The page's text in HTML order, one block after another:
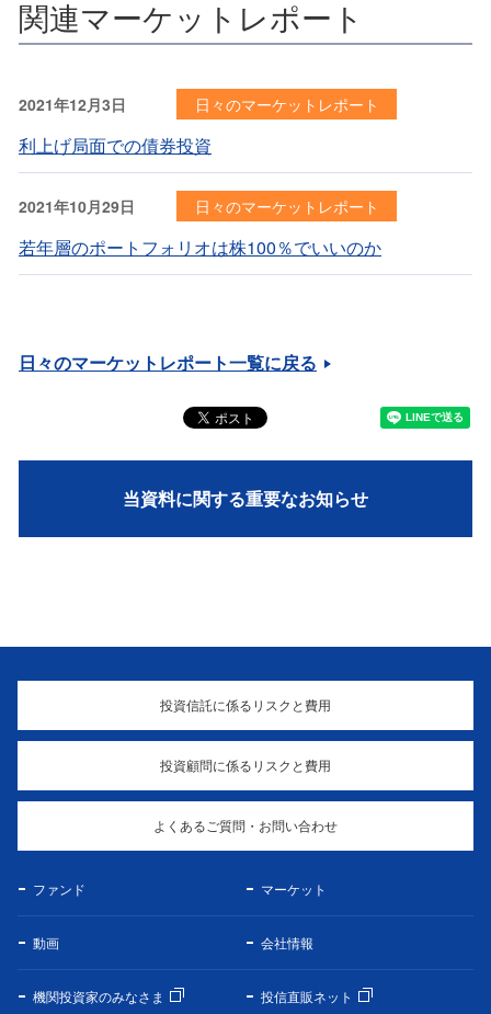
関連マーケットレポート
2021年12月3日 日々のマーケットレポート
利上げ局面での債券投資
2021年10月29日 日々のマーケットレポート
若年層のポートフォリオは株100％でいいのか
日々のマーケットレポート一覧に戻る
当資料に関する重要なお知らせ
投資信託に係るリスクと費用
投資顧問に係るリスクと費用
よくあるご質問・お問い合わせ
ファンド マーケット
動画 会社情報
機関投資家のみなさま 投信直販ネット